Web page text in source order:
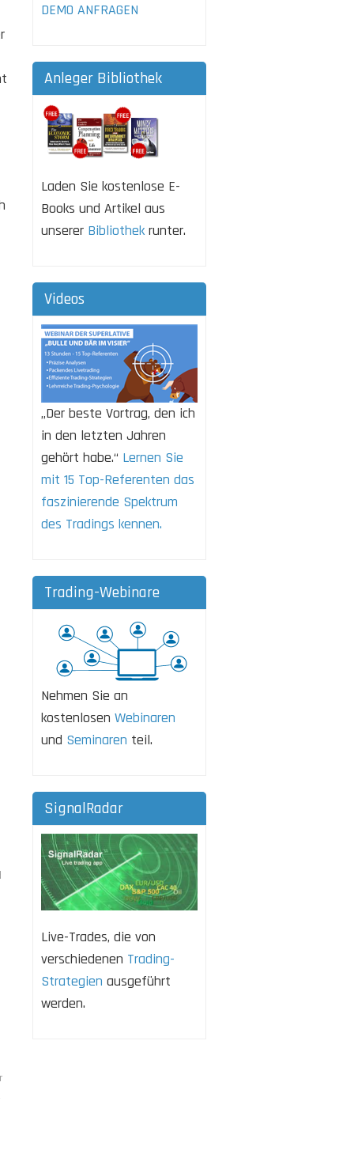
DEMO ANFRAGEN
Anleger Bibliothek
Laden Sie kostenlose E-
Books und Artikel aus
unserer Bibliothekrunter.
Videos
„Der beste Vortrag, den ich
in den letzten Jahren
gehört habe.“ Lernen Sie
mit 15 Top-Referenten das
faszinierende Spektrum
des Tradings kennen.
Trading-Webinare
Nehmen Sie an
kostenlosen Webinaren
und Seminaren teil.
SignalRadar
Live-Trades, die von
verschiedenen Trading-
Strategien ausgeführt
werden.